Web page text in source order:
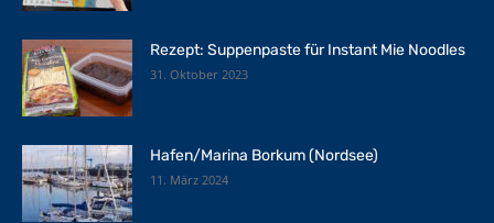
Rezept: Suppenpaste für Instant Mie Noodles
31. Oktober 2023
Hafen/Marina Borkum (Nordsee)
11. März 2024